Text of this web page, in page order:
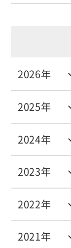
2021年
2022年
2023年
2024年
2025年
2026年